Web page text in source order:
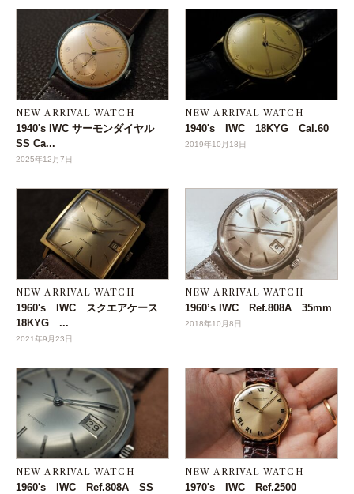
NEW ARRIVAL WATCH
1940's IWC サーモンダイヤル
SS Ca...
2025年12月7日
NEW ARRIVAL WATCH
1940's IWC 18KYG Cal.60
2019年10月18日
NEW ARRIVAL WATCH
1960's IWC スクエアケース
18KYG ...
2021年9月23日
NEW ARRIVAL WATCH
1960’s IWC Ref.808A 35mm
2018年10月8日
NEW ARRIVAL WATCH
1960's IWC Ref.808A SS
NEW ARRIVAL WATCH
1970's IWC Ref.2500